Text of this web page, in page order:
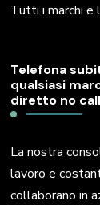
Tutti i marchi e
Telefona
qualsiasi
diretto no
La nostra
lavoro e
collaborano in